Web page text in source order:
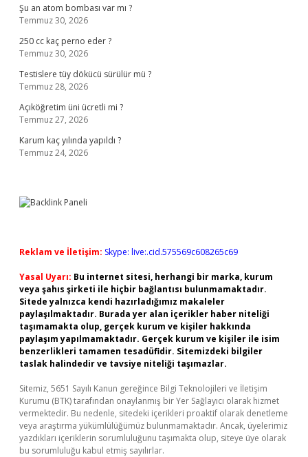
Şu an atom bombası var mı ?
Temmuz 30, 2026
250 cc kaç perno eder ?
Temmuz 30, 2026
Testislere tüy dökücü sürülür mü ?
Temmuz 28, 2026
Açıköğretim üni ücretli mi ?
Temmuz 27, 2026
Karum kaç yılında yapıldı ?
Temmuz 24, 2026
Reklam ve İletişim: Skype: live:.cid.575569c608265c69
Yasal Uyarı: Bu internet sitesi, herhangi bir marka, kurum
veya şahıs şirketi ile hiçbir bağlantısı bulunmamaktadır.
Sitede yalnızca kendi hazırladığımız makaleler
paylaşılmaktadır. Burada yer alan içerikler haber niteliği
taşımamakta olup, gerçek kurum ve kişiler hakkında
paylaşım yapılmamaktadır. Gerçek kurum ve kişiler ile isim
benzerlikleri tamamen tesadüfidir. Sitemizdeki bilgiler
taslak halindedir ve tavsiye niteliği taşımazlar.
Sitemiz, 5651 Sayılı Kanun gereğince Bilgi Teknolojileri ve İletişim
Kurumu (BTK) tarafından onaylanmış bir Yer Sağlayıcı olarak hizmet
vermektedir. Bu nedenle, sitedeki içerikleri proaktif olarak denetleme
veya araştırma yükümlülüğümüz bulunmamaktadır. Ancak, üyelerimiz
yazdıkları içeriklerin sorumluluğunu taşımakta olup, siteye üye olarak
bu sorumluluğu kabul etmiş sayılırlar.